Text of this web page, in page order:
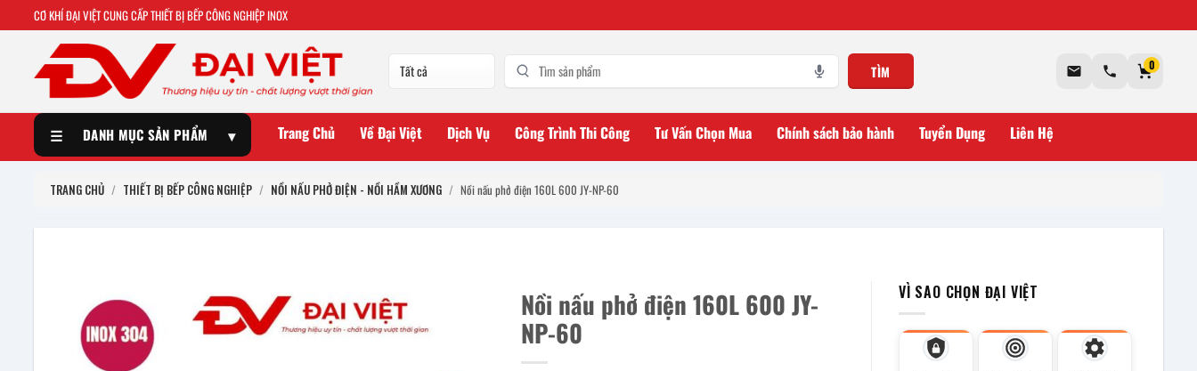
CƠ KHÍ ĐẠI VIỆT CUNG CẤP THIẾT BỊ BẾP CÔNG NGHIỆP INOX
TÌM 0
☰ DANH MỤC SẢN PHẨM ▾ Trang Chủ Về Đại Việt Dịch Vụ Công Trình Thi Công Tư Vấn Chọn Mua Chính sách bảo hành Tuyển Dụng Liên Hệ
TRANG CHỦ / THIẾT BỊ BẾP CÔNG NGHIỆP / NỒI NẤU PHỞ ĐIỆN - NỒI HẦM XƯƠNG / Nồi nấu phở điện 160L 600 JY-NP-60
Nồi nấu phở điện 160L 600 JY-
NP-60
VÌ SAO CHỌN ĐẠI VIỆT